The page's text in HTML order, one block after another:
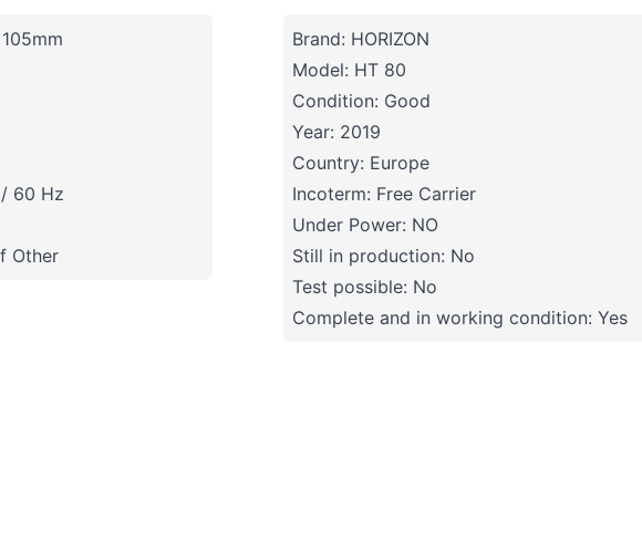
60 Hz
Other
Brand: HORIZON
Model: HT 80
Condition: Good
Year: 2019
Country: Europe
Incoterm: Free Carrier
Under Power: NO
Still in production: No
Test possible: No
Complete and in working condition: Yes